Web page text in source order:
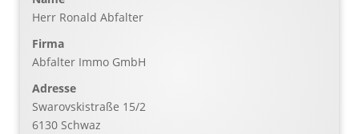
Herr Ronald Abfalter
Firma
Abfalter Immo GmbH
Adresse
Swarovskistraße 15/2
6130 Schwaz